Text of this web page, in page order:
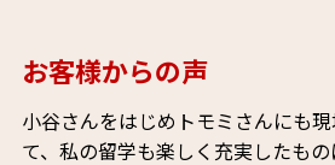
お客様からの声
小谷さんをはじめトモミさんにも
て、私の留学も楽しく充実したも